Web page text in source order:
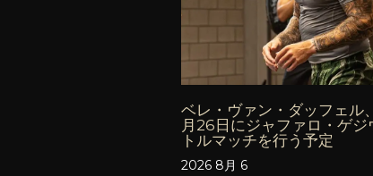
ベレ・ヴァン・ダッフェル
月26日にジャファロ・ゲジ
トルマッチを行う予定
2026 8月 6